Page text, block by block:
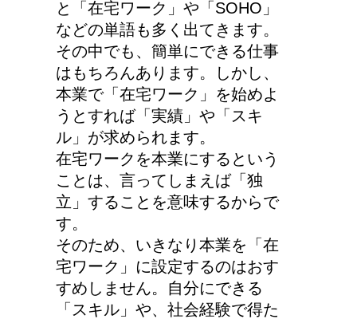
と「在宅ワーク」や「SOHO」
などの単語も多く出てきます。
その中でも、簡単にできる仕事
はもちろんあります。しかし、
本業で「在宅ワーク」を始めよ
うとすれば「実績」や「スキ
ル」が求められます。
在宅ワークを本業にするという
ことは、言ってしまえば「独
立」することを意味するからで
す。
そのため、いきなり本業を「在
宅ワーク」に設定するのはおす
すめしません。自分にできる
「スキル」や、社会経験で得た